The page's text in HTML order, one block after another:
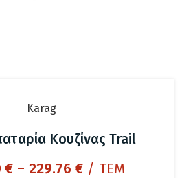
Karag
Κουζίνας Trail
€ – 229.76 €Price
/ ΤΕΜ